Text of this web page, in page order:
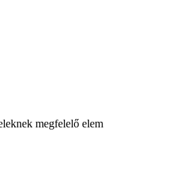
megfelelő elem